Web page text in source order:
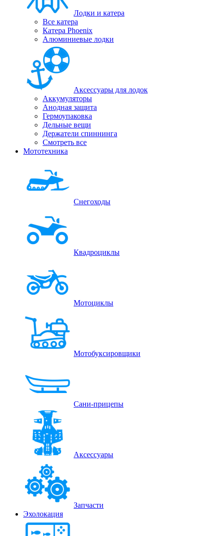
Лодки и катера
Все катера
Катера Phoenix
Алюминиевые лодки
Аксессуары для лодок
Аккумуляторы
Анодная защита
Гермоупаковка
Дельные вещи
Держатели спиннинга
Смотреть все
Мототехника
Снегоходы
Квадроциклы
Мотоциклы
Мотобуксировщики
Сани-прицепы
Аксессуары
Запчасти
Эхолокация